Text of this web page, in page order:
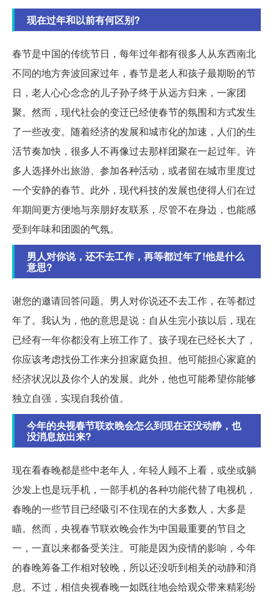
现在过年和以前有何区别?
春节是中国的传统节日，每年过年都有很多人从东西南北
不同的地方奔波回家过年，春节是老人和孩子最期盼的节
日，老人心心念念的儿子孙子终于从远方归来，一家团
聚。然而，现代社会的变迁已经使春节的氛围和方式发生
了一些改变。随着经济的发展和城市化的加速，人们的生
活节奏加快，很多人不再像过去那样团聚在一起过年。许
多人选择外出旅游、参加各种活动，或者留在城市里度过
一个安静的春节。此外，现代科技的发展也使得人们在过
年期间更方便地与亲朋好友联系，尽管不在身边，也能感
受到年味和团圆的气氛。
男人对你说，还不去工作，再等都过年了!他是什么
意思?
谢您的邀请回答问题。男人对你说还不去工作，在等都过
年了。我认为，他的意思是说：自从生完小孩以后，现在
已经有一年你都没有上班工作了。孩子现在已经长大了，
你应该考虑找份工作来分担家庭负担。他可能担心家庭的
经济状况以及你个人的发展。此外，他也可能希望你能够
独立自强，实现自我价值。
今年的央视春节联欢晚会怎么到现在还没动静，也
没消息放出来?
现在看春晚都是些中老年人，年轻人顾不上看，或坐或躺
沙发上也是玩手机，一部手机的各种功能代替了电视机，
春晚的一些节目已经吸引不住现在的大多数人，大多是
瞄。然而，央视春节联欢晚会作为中国最重要的节目之
一，一直以来都备受关注。可能是因为疫情的影响，今年
的春晚筹备工作相对较晚，所以还没听到相关的动静和消
息。不过，相信央视春晚一如既往地会给观众带来精彩纷